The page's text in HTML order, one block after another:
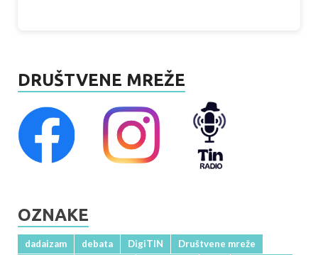
DRUŠTVENE MREŽE
OZNAKE
dadaizam debata DigiTIN
Društvene mreže